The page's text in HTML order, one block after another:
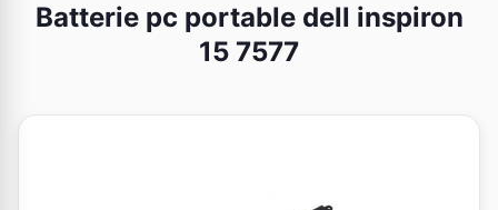
Batterie pc portable dell inspiron
15 7577